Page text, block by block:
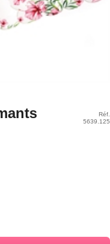
Réf.
5639.125